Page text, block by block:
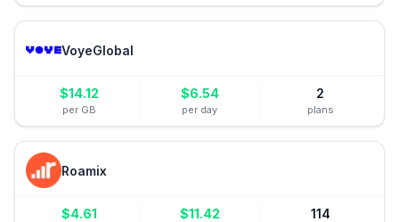
VoyeGlobal
$14.12
per GB
$6.54
per day
2
plans
Roamix
$4.61 $11.42 114